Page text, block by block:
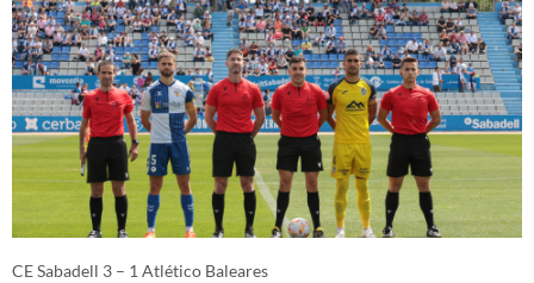
CE Sabadell 3 – 1 Atlético Baleares